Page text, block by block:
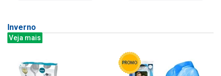
Inverno
Veja mais